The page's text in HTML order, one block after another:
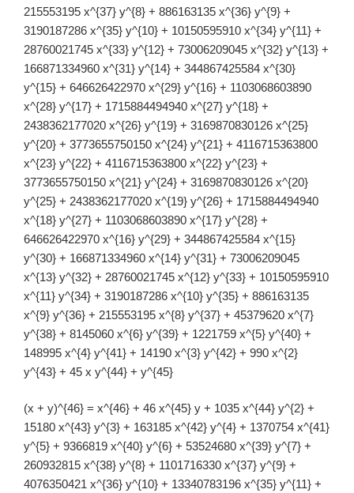
215553195 x^{37} y^{8} + 886163135 x^{36} y^{9} +
3190187286 x^{35} y^{10} + 10150595910 x^{34} y^{11} +
28760021745 x^{33} y^{12} + 73006209045 x^{32} y^{13} +
166871334960 x^{31} y^{14} + 344867425584 x^{30}
y^{15} + 646626422970 x^{29} y^{16} + 1103068603890
x^{28} y^{17} + 1715884494940 x^{27} y^{18} +
2438362177020 x^{26} y^{19} + 3169870830126 x^{25}
y^{20} + 3773655750150 x^{24} y^{21} + 4116715363800
x^{23} y^{22} + 4116715363800 x^{22} y^{23} +
3773655750150 x^{21} y^{24} + 3169870830126 x^{20}
y^{25} + 2438362177020 x^{19} y^{26} + 1715884494940
x^{18} y^{27} + 1103068603890 x^{17} y^{28} +
646626422970 x^{16} y^{29} + 344867425584 x^{15}
y^{30} + 166871334960 x^{14} y^{31} + 73006209045
x^{13} y^{32} + 28760021745 x^{12} y^{33} + 10150595910
x^{11} y^{34} + 3190187286 x^{10} y^{35} + 886163135
x^{9} y^{36} + 215553195 x^{8} y^{37} + 45379620 x^{7}
y^{38} + 8145060 x^{6} y^{39} + 1221759 x^{5} y^{40} +
148995 x^{4} y^{41} + 14190 x^{3} y^{42} + 990 x^{2}
y^{43} + 45 x y^{44} + y^{45}
(x + y)^{46} = x^{46} + 46 x^{45} y + 1035 x^{44} y^{2} +
15180 x^{43} y^{3} + 163185 x^{42} y^{4} + 1370754 x^{41}
y^{5} + 9366819 x^{40} y^{6} + 53524680 x^{39} y^{7} +
260932815 x^{38} y^{8} + 1101716330 x^{37} y^{9} +
4076350421 x^{36} y^{10} + 13340783196 x^{35} y^{11} +